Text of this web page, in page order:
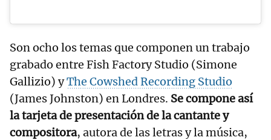
Son ocho los temas que componen un trabajo
grabado entre Fish Factory Studio (Simone
Gallizio) yThe Cowshed Recording Studio
(James Johnston) en Londres. Se compone así
la tarjeta de presentación de la cantante y
compositora, autora de las letras y la música,